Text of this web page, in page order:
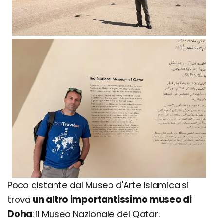
Poco distante dal Museo d'Arte Islamica si
trova un altro importantissimo museo di
Doha: il Museo Nazionale del Qatar.